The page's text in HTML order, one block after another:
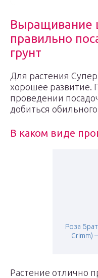
Выращивание
правильно
грунт
Для растения
хорошее развитие.
проведении
добиться
В каком виде
Роза
Grimm)
Растение отлично